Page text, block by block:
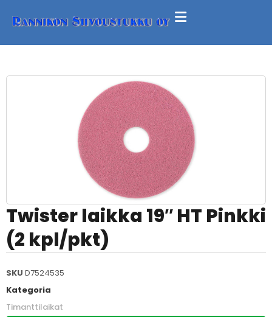
Twister laikka 19″ HT Pinkki
(2 kpl/pkt)
SKU D7524535
Kategoria
Timanttilaikat